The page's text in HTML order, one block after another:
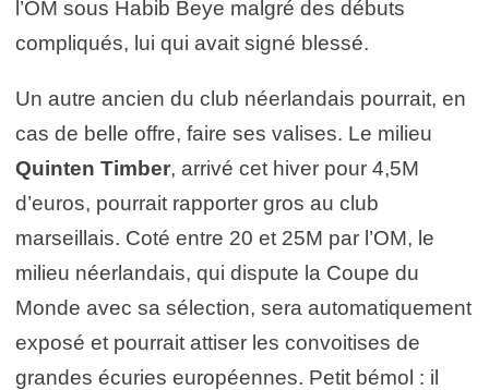
l’OM sous Habib Beye malgré des débuts
compliqués, lui qui avait signé blessé.
Un autre ancien du club néerlandais pourrait, en
cas de belle offre, faire ses valises. Le milieu
Quinten Timber, arrivé cet hiver pour 4,5M
d’euros, pourrait rapporter gros au club
marseillais. Coté entre 20 et 25M par l’OM, le
milieu néerlandais, qui dispute la Coupe du
Monde avec sa sélection, sera automatiquement
exposé et pourrait attiser les convoitises de
grandes écuries européennes. Petit bémol : il